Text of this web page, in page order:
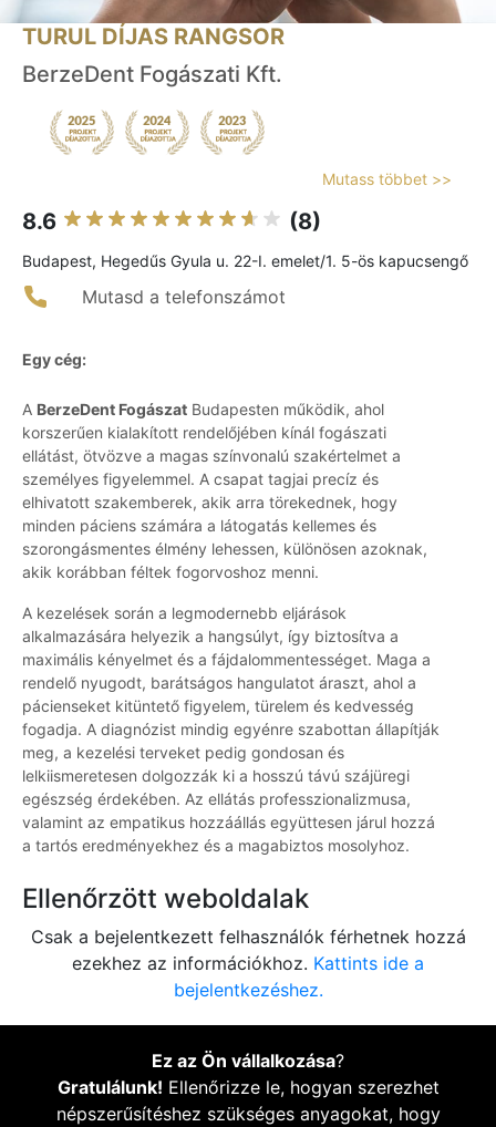
TURUL DÍJAS RANGSOR
BerzeDent Fogászati Kft.
Mutass többet >>
8.6 (8)
Budapest, Hegedűs Gyula u. 22-I. emelet/1. 5-ös kapucsengő
Mutasd a telefonszámot
Egy cég:
A BerzeDent Fogászat Budapesten működik, ahol
korszerűen kialakított rendelőjében kínál fogászati
ellátást, ötvözve a magas színvonalú szakértelmet a
személyes figyelemmel. A csapat tagjai precíz és
elhivatott szakemberek, akik arra törekednek, hogy
minden páciens számára a látogatás kellemes és
szorongásmentes élmény lehessen, különösen azoknak,
akik korábban féltek fogorvoshoz menni.
A kezelések során a legmodernebb eljárások
alkalmazására helyezik a hangsúlyt, így biztosítva a
maximális kényelmet és a fájdalommentességet. Maga a
rendelő nyugodt, barátságos hangulatot áraszt, ahol a
pácienseket kitüntető figyelem, türelem és kedvesség
fogadja. A diagnózist mindig egyénre szabottan állapítják
meg, a kezelési terveket pedig gondosan és
lelkiismeretesen dolgozzák ki a hosszú távú szájüregi
egészség érdekében. Az ellátás professzionalizmusa,
valamint az empatikus hozzáállás együttesen járul hozzá
a tartós eredményekhez és a magabiztos mosolyhoz.
Ellenőrzött weboldalak
Csak a bejelentkezett felhasználók férhetnek hozzá
ezekhez az információkhoz. Kattints ide a
bejelentkezéshez.
Ez az Ön vállalkozása?
Gratulálunk! Ellenőrizze le, hogyan szerezhet
népszerűsítéshez szükséges anyagokat, hogy